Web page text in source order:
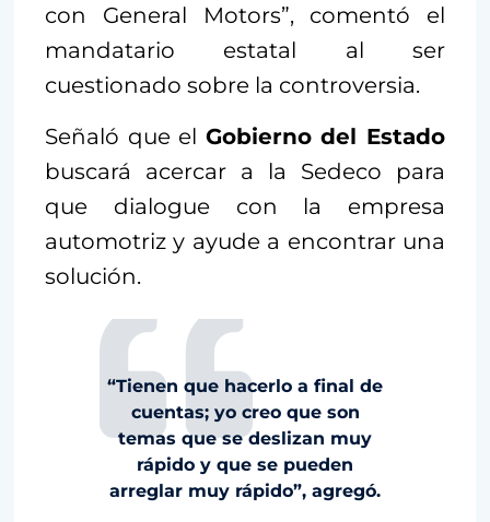
con General Motors”, comentó el
mandatario estatal al ser
cuestionado sobre la controversia.
Señaló que el Gobierno del Estado
buscará acercar a la Sedeco para
que dialogue con la empresa
automotriz y ayude a encontrar una
solución.
“Tienen que hacerlo a final de
cuentas; yo creo que son
temas que se deslizan muy
rápido y que se pueden
arreglar muy rápido”, agregó.